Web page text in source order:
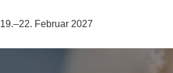
19.–22. Februar 2027